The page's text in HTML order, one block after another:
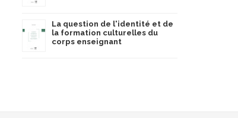
La question de l'identité et de
la formation culturelles du
corps enseignant